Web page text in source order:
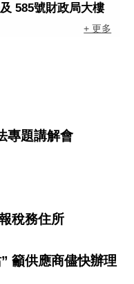
585號財政局大樓
+ 更多
專題講解會
稅務住所
籲供應商儘快辦理